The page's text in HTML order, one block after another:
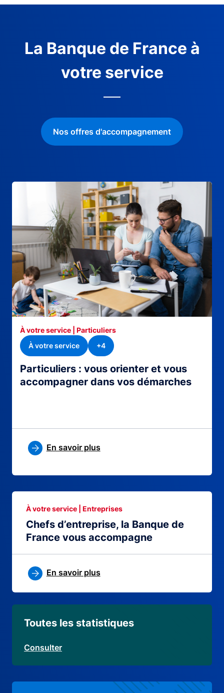
La Banque de France à
votre service
Nos offres d'accompagnement
Particuliers : vous orienter et vous
accompagner dans vos démarches
À votre service | Particuliers
À votre service
+4
En savoir plus
Chefs d’entreprise, la Banque de
France vous accompagne
À votre service | Entreprises
En savoir plus
Toutes les statistiques
Consulter